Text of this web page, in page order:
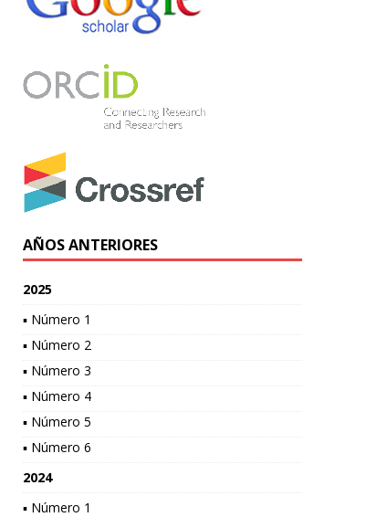
AÑOS ANTERIORES
2025
▪ Número 1
▪ Número 2
▪ Número 3
▪ Número 4
▪ Número 5
▪ Número 6
2024
▪ Número 1